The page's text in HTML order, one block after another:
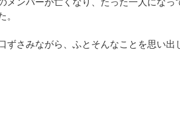
。
ずさみながら、ふとそんなことを思い出